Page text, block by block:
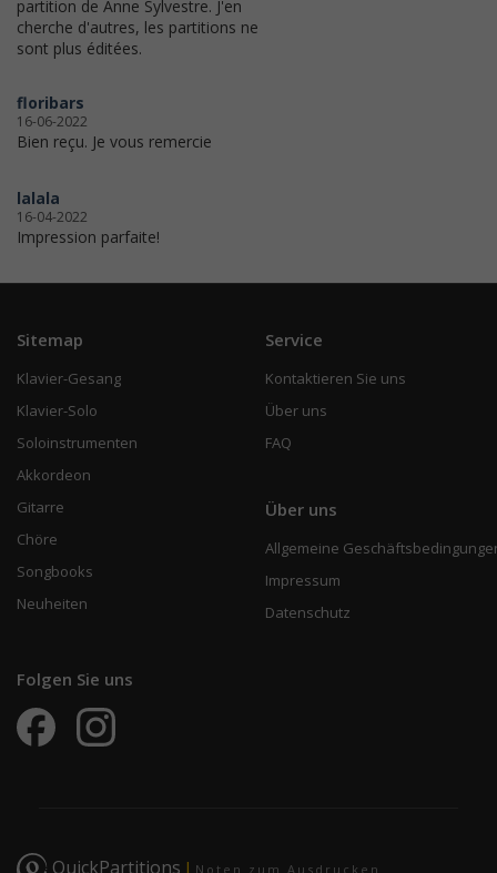
partition de Anne Sylvestre. J'en
cherche d'autres, les partitions ne
sont plus éditées.
floribars
16-06-2022
Bien reçu. Je vous remercie
lalala
16-04-2022
Impression parfaite!
Sitemap
Klavier-Gesang
Klavier-Solo
Soloinstrumenten
Akkordeon
Gitarre
Chöre
Songbooks
Neuheiten
Service
Kontaktieren Sie uns
Über uns
FAQ
Über uns
Allgemeine
Impressum
Datenschutz
Folgen Sie uns
QuickPartitions | Noten zum Ausdrucken